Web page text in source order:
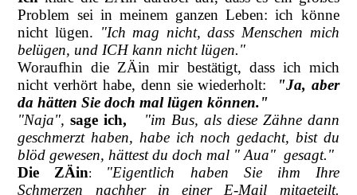
Problem sei in meinem ganzen Leben: ich könne
nicht lügen. "Ich mag nicht, dass Menschen mich
belügen, und ICH kann nicht lügen."
Woraufhin die ZÄin mir bestätigt, dass ich mich
nicht verhört habe, denn sie wiederholt:
"Ja, aber
da hätten Sie doch mal lügen können."
"Naja",sage ich, "im Bus, als diese Zähne dann
geschmerzt haben, habe ich noch gedacht, bist du
blöd gewesen, hättest du doch mal " Aua" gesagt."
Die ZÄin: "Eigentlich haben Sie ihm Ihre
Schmerzen nachher in einer E-Mail mitgeteilt.